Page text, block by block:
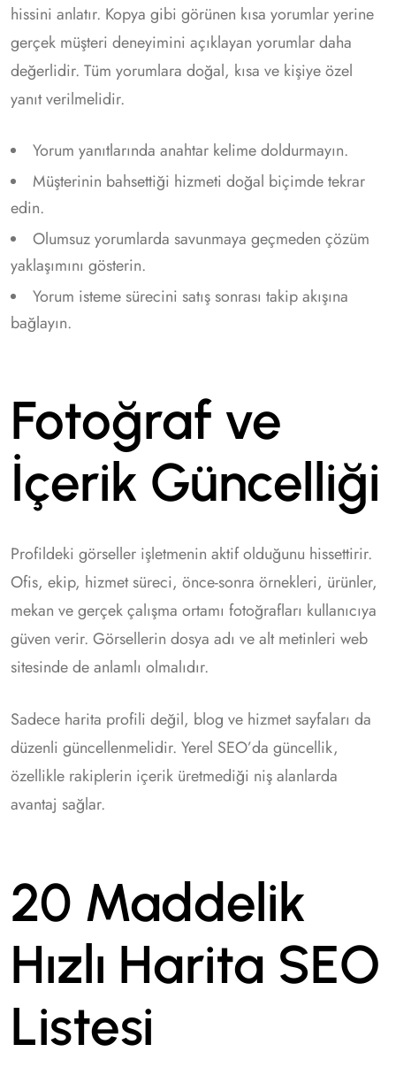
hissini anlatır. Kopya gibi görünen kısa yorumlar yerine
gerçek müşteri deneyimini açıklayan yorumlar daha
değerlidir. Tüm yorumlara doğal, kısa ve kişiye özel
yanıt verilmelidir.
Yorum yanıtlarında anahtar kelime doldurmayın.
Müşterinin bahsettiği hizmeti doğal biçimde tekrar
edin.
Olumsuz yorumlarda savunmaya geçmeden çözüm
yaklaşımını gösterin.
Yorum isteme sürecini satış sonrası takip akışına
bağlayın.
Fotoğraf ve
İçerik Güncelliği
Profildeki görseller işletmenin aktif olduğunu hissettirir.
Ofis, ekip, hizmet süreci, önce-sonra örnekleri, ürünler,
mekan ve gerçek çalışma ortamı fotoğrafları kullanıcıya
güven verir. Görsellerin dosya adı ve alt metinleri web
sitesinde de anlamlı olmalıdır.
Sadece harita profili değil, blog ve hizmet sayfaları da
düzenli güncellenmelidir. Yerel SEO’da güncellik,
özellikle rakiplerin içerik üretmediği niş alanlarda
avantaj sağlar.
20 Maddelik
Hızlı Harita SEO
Listesi